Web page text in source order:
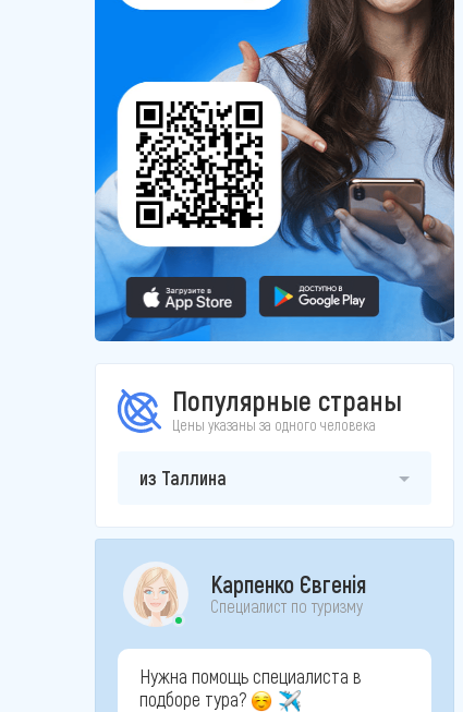
Популярные страны
Цены указаны за одного человека
из Таллина
Карпенко Євгенія
Специалист по туризму
Нужна помощь специалиста в
подборе тура?